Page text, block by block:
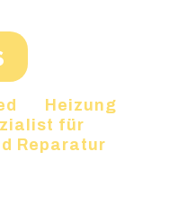
Heizung
für
Reparatur